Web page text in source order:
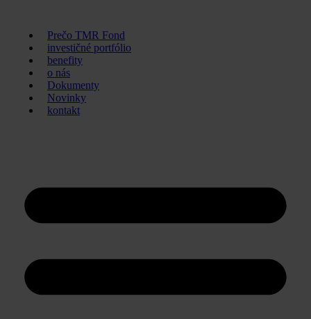
obsah
Prečo TMR Fond
investičné portfólio
benefity
o nás
Dokumenty
Novinky
kontakt